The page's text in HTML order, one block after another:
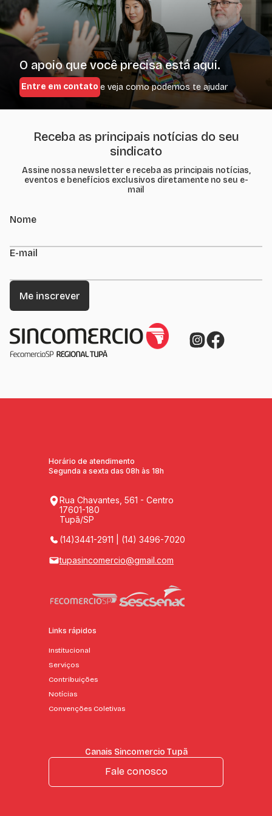
O apoio que você precisa está aqui.
Entre em contato e veja como podemos te ajudar
Receba as principais notícias do seu
sindicato
Assine nossa newsletter e receba as principais notícias,
eventos e benefícios exclusivos diretamente no seu e-
mail
Nome
E-mail
Horário de atendimento
Segunda a sexta das 08h às 18h
Rua Chavantes, 561 - Centro
17601-180
Tupã/SP
(14)3441-2911 | (14) 3496-7020
tupasincomercio@gmail.com
Links rápidos
Institucional
Serviços
Contribuições
Notícias
Convenções Coletivas
Canais Sincomercio Tupã
Fale conosco